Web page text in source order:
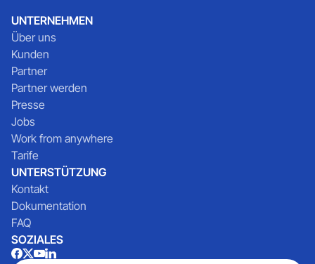
UNTERNEHMEN
Über uns
Kunden
Partner
Partner werden
Presse
Jobs
Work from anywhere
Tarife
UNTERSTÜTZUNG
Kontakt
Dokumentation
FAQ
SOZIALES